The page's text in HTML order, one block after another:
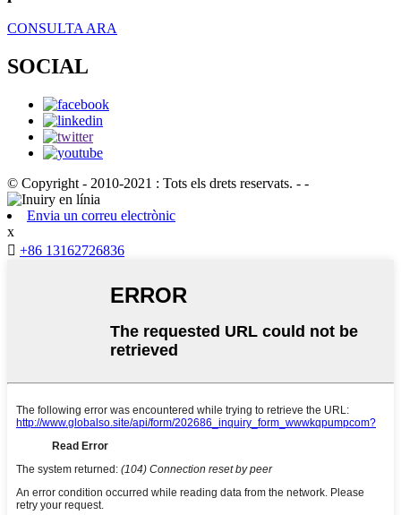
CONSULTA ARA
SOCIAL
© Copyright - 2010-2021 : Tots els drets reservats. - -
Envia un correu electrònic
x
 +86 13162726836